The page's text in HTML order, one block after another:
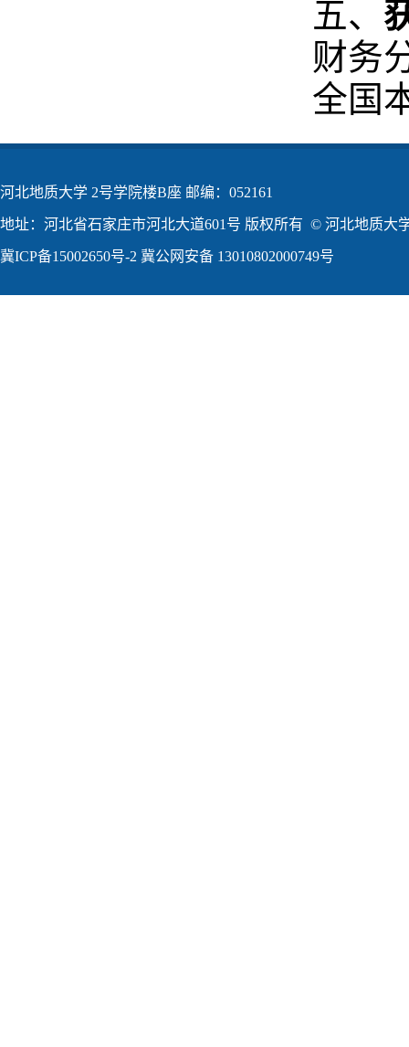
五、
财务
全国
河北地质大学 2号学院楼B座 邮编：052161
地址：河北省石家庄市河北大道601号 版权所有 © 河北地质大
冀ICP备15002650号-2 冀公网安备 13010802000749号